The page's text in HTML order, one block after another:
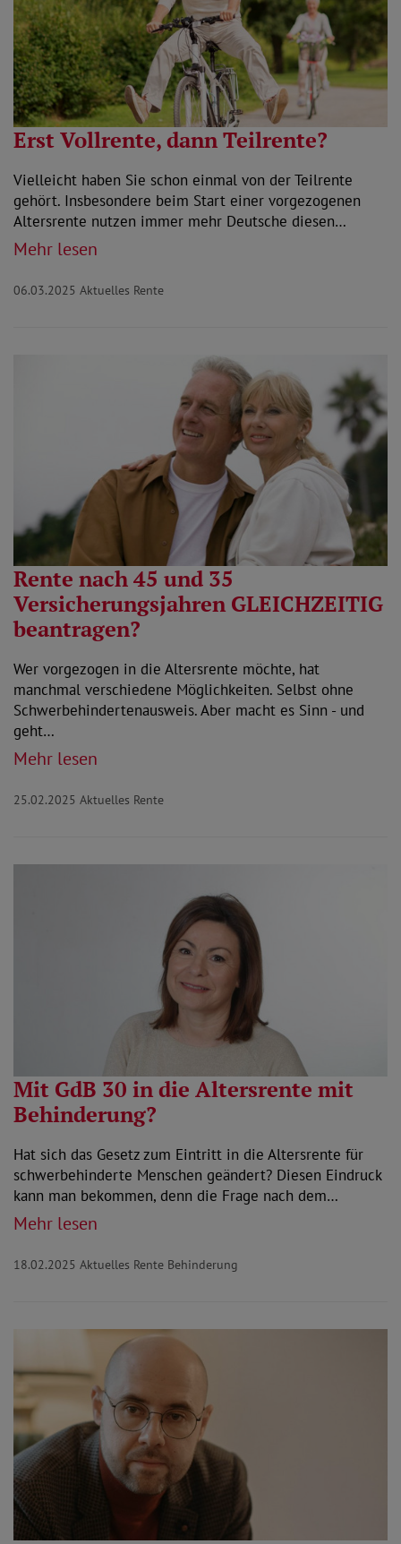
Erst Vollrente, dann Teilrente?
Vielleicht haben Sie schon einmal von der Teilrente
gehört. Insbesondere beim Start einer vorgezogenen
Altersrente nutzen immer mehr Deutsche diesen…
Mehr lesen
06.03.2025 Aktuelles Rente
Rente nach 45 und 35
Versicherungsjahren GLEICHZEITIG
beantragen?
Wer vorgezogen in die Altersrente möchte, hat
manchmal verschiedene Möglichkeiten. Selbst ohne
Schwerbehindertenausweis. Aber macht es Sinn - und
geht…
Mehr lesen
25.02.2025 Aktuelles Rente
Mit GdB 30 in die Altersrente mit
Behinderung?
Hat sich das Gesetz zum Eintritt in die Altersrente für
schwerbehinderte Menschen geändert? Diesen Eindruck
kann man bekommen, denn die Frage nach dem…
Mehr lesen
18.02.2025 Aktuelles Rente Behinderung